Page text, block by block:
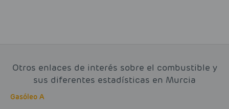
Otros enlaces de interés sobre el combustible y
sus diferentes estadísticas en Murcia
Gasóleo A